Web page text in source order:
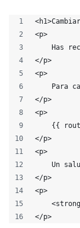
<p>
Has
</p>
<p>
Para
</p>
<p>
{{
</p>
<p>
Un
</p>
<p>
</p>